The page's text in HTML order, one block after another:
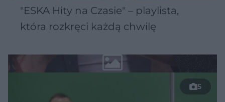
"ESKA Hity na Czasie" – playlista,
która rozkręci każdą chwilę
5